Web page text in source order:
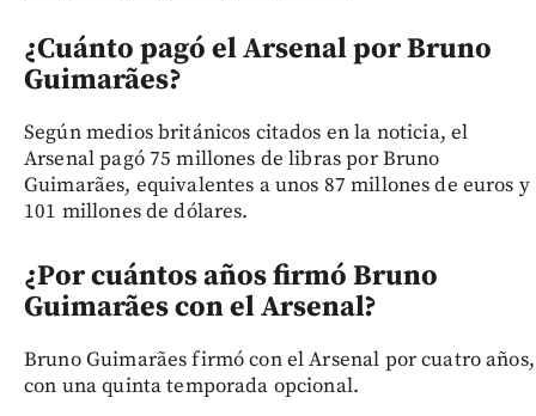
¿Cuánto pagó el Arsenal por Bruno
Guimarães?
Según medios británicos citados en la noticia, el
Arsenal pagó 75 millones de libras por Bruno
Guimarães, equivalentes a unos 87 millones de euros y
101 millones de dólares.
¿Por cuántos años firmó Bruno
Guimarães con el Arsenal?
Bruno Guimarães firmó con el Arsenal por cuatro años,
con una quinta temporada opcional.